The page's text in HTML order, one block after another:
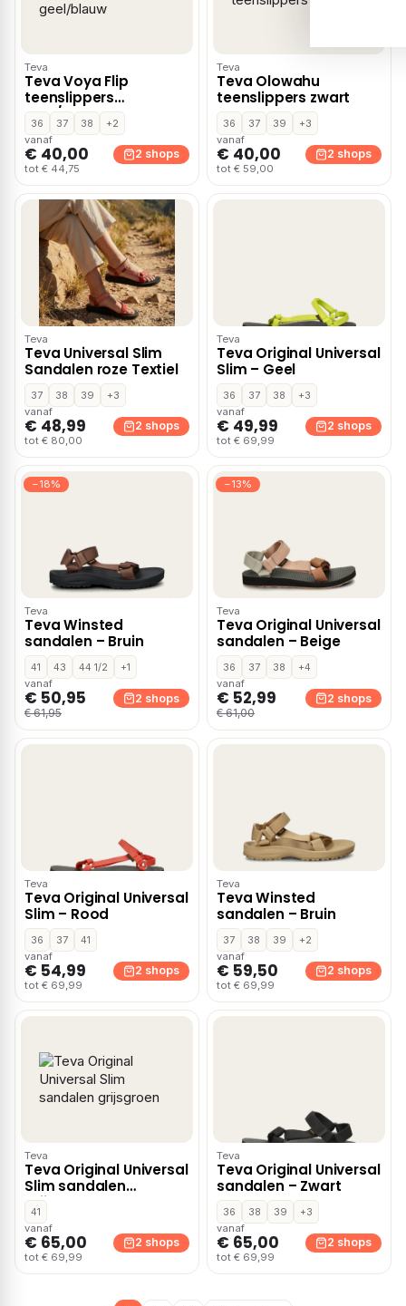
Teva
Teva Voya Flip
teenslippers
geel/blauw
36 37 38
+2
vanaf
€ 40,00
tot € 44,75
2 shops
Teva
Teva Olowahu
teenslippers zwart
36 37 39
+3
vanaf
€ 40,00
tot € 59,00
2 shops
Teva
Teva Universal Slim
Sandalen roze Textiel
37 38 39
+3
vanaf
€ 48,99
tot € 80,00
2 shops
Teva
Teva Original Universal
Slim – Geel
36 37 38
+3
vanaf
€ 49,99
tot € 69,99
2 shops
−18%
Teva
Teva Winsted
sandalen – Bruin
41 43 44 1/2
+1
vanaf
€ 50,95
€ 61,95
2 shops
−13%
Teva
Teva Original Universal
sandalen – Beige
36 37 38
+4
vanaf
€ 52,99
€ 61,00
2 shops
Teva
Teva Original Universal
Slim – Rood
36 37
41
vanaf
€ 54,99
tot € 69,99
2 shops
Teva
Teva Winsted
sandalen – Bruin
37 38 39
+2
vanaf
€ 59,50
tot € 69,99
2 shops
Teva
Teva Original Universal
Slim sandalen
grijsgroen
41
vanaf
€ 65,00
tot € 69,99
2 shops
Teva
Teva Original Universal
sandalen – Zwart
36 38 39
+3
vanaf
€ 65,00
tot € 69,99
2 shops